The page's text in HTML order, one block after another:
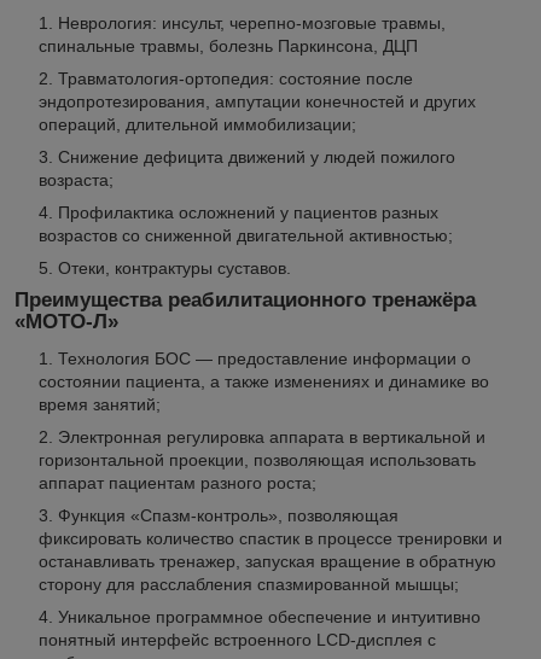
Неврология: инсульт, черепно-мозговые травмы,
спинальные травмы, болезнь Паркинсона, ДЦП
Травматология-ортопедия: состояние после
эндопротезирования, ампутации конечностей и других
операций, длительной иммобилизации;
Снижение дефицита движений у людей пожилого
возраста;
Профилактика осложнений у пациентов разных
возрастов со сниженной двигательной активностью;
Отеки, контрактуры суставов.
Преимущества реабилитационного тренажёра
«МОТО-Л»
Технология БОС — предоставление информации о
состоянии пациента, а также изменениях и динамике во
время занятий;
Электронная регулировка аппарата в вертикальной и
горизонтальной проекции, позволяющая использовать
аппарат пациентам разного роста;
Функция «Спазм-контроль», позволяющая
фиксировать количество спастик в процессе тренировки и
останавливать тренажер, запуская вращение в обратную
сторону для расслабления спазмированной мышцы;
Уникальное программное обеспечение и интуитивно
понятный интерфейс встроенного LСD-дисплея с